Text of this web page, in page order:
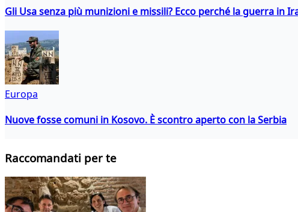
Gli Usa senza più munizioni e missili? Ecco perché la guerra in
Europa
Nuove fosse comuni in Kosovo. È scontro aperto con la Serbia
Raccomandati per te